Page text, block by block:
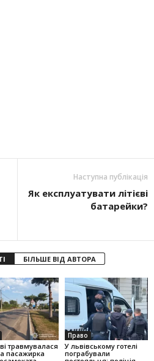
Наступна публікація
Як експлуатувати літієві
батарейки?
БІЛЬШЕ ВІД АВТОРА
травмувалася
пасажирка
Право
У львівському готелі
пограбували